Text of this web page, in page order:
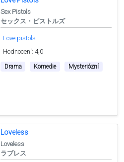
Sex Pistols
セックス・ピストルズ
Love pistols
Hodnocení: 4,0
Drama Komedie Mysteriózní
Loveless
Loveless
ラブレス